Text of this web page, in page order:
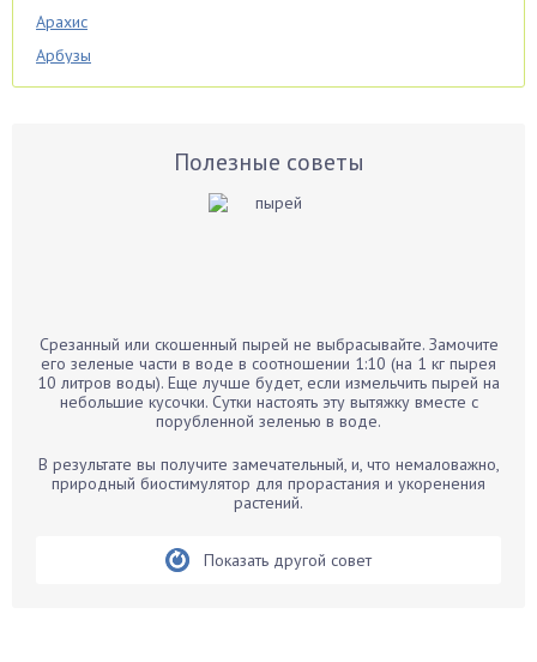
Арахис
Арбузы
Аспарагус
Бархатцы
Бегония
Бирючина
Бобовые
Полезные советы
Срезанный или скошенный пырей не выбрасывайте. Замочите
его зеленые части в воде в соотношении 1:10 (на 1 кг пырея
10 литров воды). Еще лучше будет, если измельчить пырей на
небольшие кусочки. Сутки настоять эту вытяжку вместе с
порубленной зеленью в воде.
В результате вы получите замечательный, и, что немаловажно,
природный биостимулятор для прорастания и укоренения
растений.
Показать другой совет